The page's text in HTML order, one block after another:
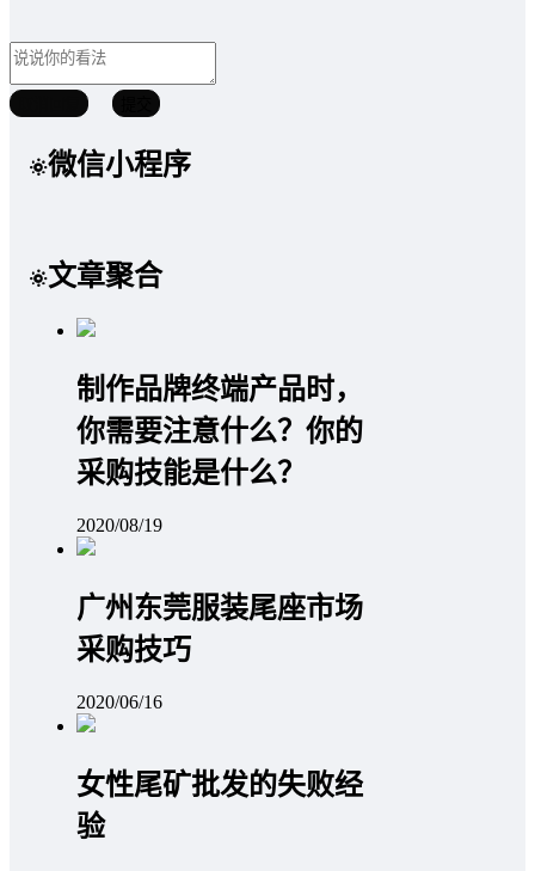
微信小程序
文章聚合
制作品牌终端产品时，
你需要注意什么？你的
采购技能是什么？
2020/08/19
广州东莞服装尾座市场
采购技巧
2020/06/16
女性尾矿批发的失败经
验